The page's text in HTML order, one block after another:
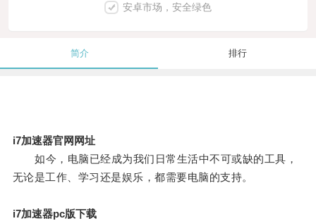
安卓市场，安全绿色
简介 排行
i7加速器官网网址
如今，电脑已经成为我们日常生活中不可或缺的工具，
无论是工作、学习还是娱乐，都需要电脑的支持。
i7加速器pc版下载